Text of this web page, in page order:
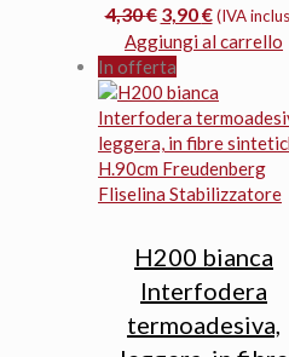
4,30€ Il
prezzo
originale
era:
4,30 €.
3,90€Il
prezzo
è:
3,90 €.
(IVA
Aggiungi al carrello
In offerta
H200 bianca
Interfodera
termoadesiva,